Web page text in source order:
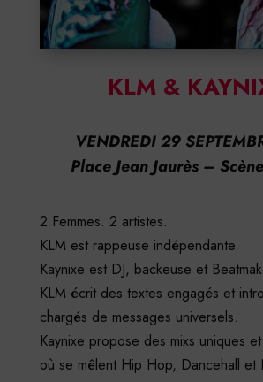
KLM &
VENDREDI 29
Place Jean Jaurès –
2 Femmes. 2 artistes.
KLM est rappeuse indépendante.
Kaynixe est DJ, backeuse et
KLM écrit des textes engagés et
chargés de messages universels.
Kaynixe propose des mixs uniques
où se mêlent Hip Hop, Dancehall et